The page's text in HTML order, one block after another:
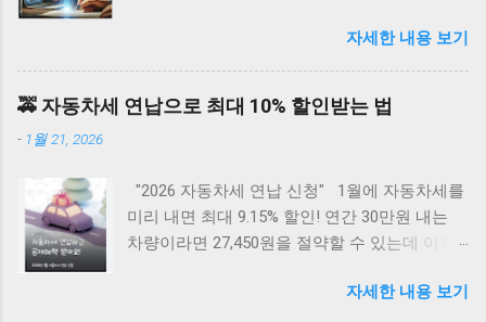
를 95% 이상 향상시킬 수 있습니다. 지금 바로
전문가들이 실제 사용하는 검증 노하우를 확인
해보세요. AI 검증 프로그램 바로가기 👆 AI 검
증 프로그램 사용법 완벽가이드 AI 검증 프로그
델 선택, 두 번째는 테스트 데이터셋 업로드, 세
번째는 검증 파라미터 설정, 네 번째는 자동 검
증 실행, 마지막으로 상세 리포트 확인 순서로
료할 수 있습니다. 요약: 5단계 순서대로 진행하
자세한 내용 보기
🚕 자동차세 연납으로 최대 10% 할인받는 법
- 1월 21, 2026
"2026 자동차세 연납 신청" 1월에 자동차세를
미리 내면 최대 9.15% 할인! 연간 30만원 내는
차량이라면 27,450원을 절약할 수 있는데 아직
치 세금을 한 번에 할인받고, 매년 두 번씩 세금
자세한 내용 보기